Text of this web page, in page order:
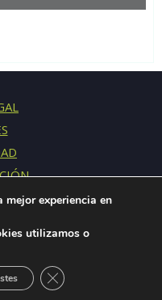
· Todos los derechos
experiencia en
utilizamos o
Cerrar el banner de